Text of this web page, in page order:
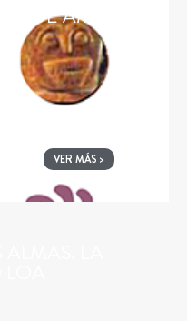
DE AMÉRICA.
VER MÁS >